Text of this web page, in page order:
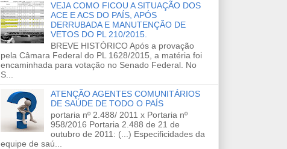
VEJA COMO FICOU A SITUAÇÃO DOS
ACE E ACS DO PAÍS, APÓS
DERRUBADA E MANUTENÇÃO DE
VETOS DO PL 210/2015.
BREVE HISTÓRICO Após a provação
pela Câmara Federal do PL 1628/2015, a matéria foi
encaminhada para votação no Senado Federal. No
S...
ATENÇÃO AGENTES COMUNITÁRIOS
DE SAÚDE DE TODO O PAÍS
portaria nº 2.488/ 2011 x Portaria nº
958/2016 Portaria 2.488 de 21 de
outubro de 2011: (...) Especificidades da
equipe de saú...